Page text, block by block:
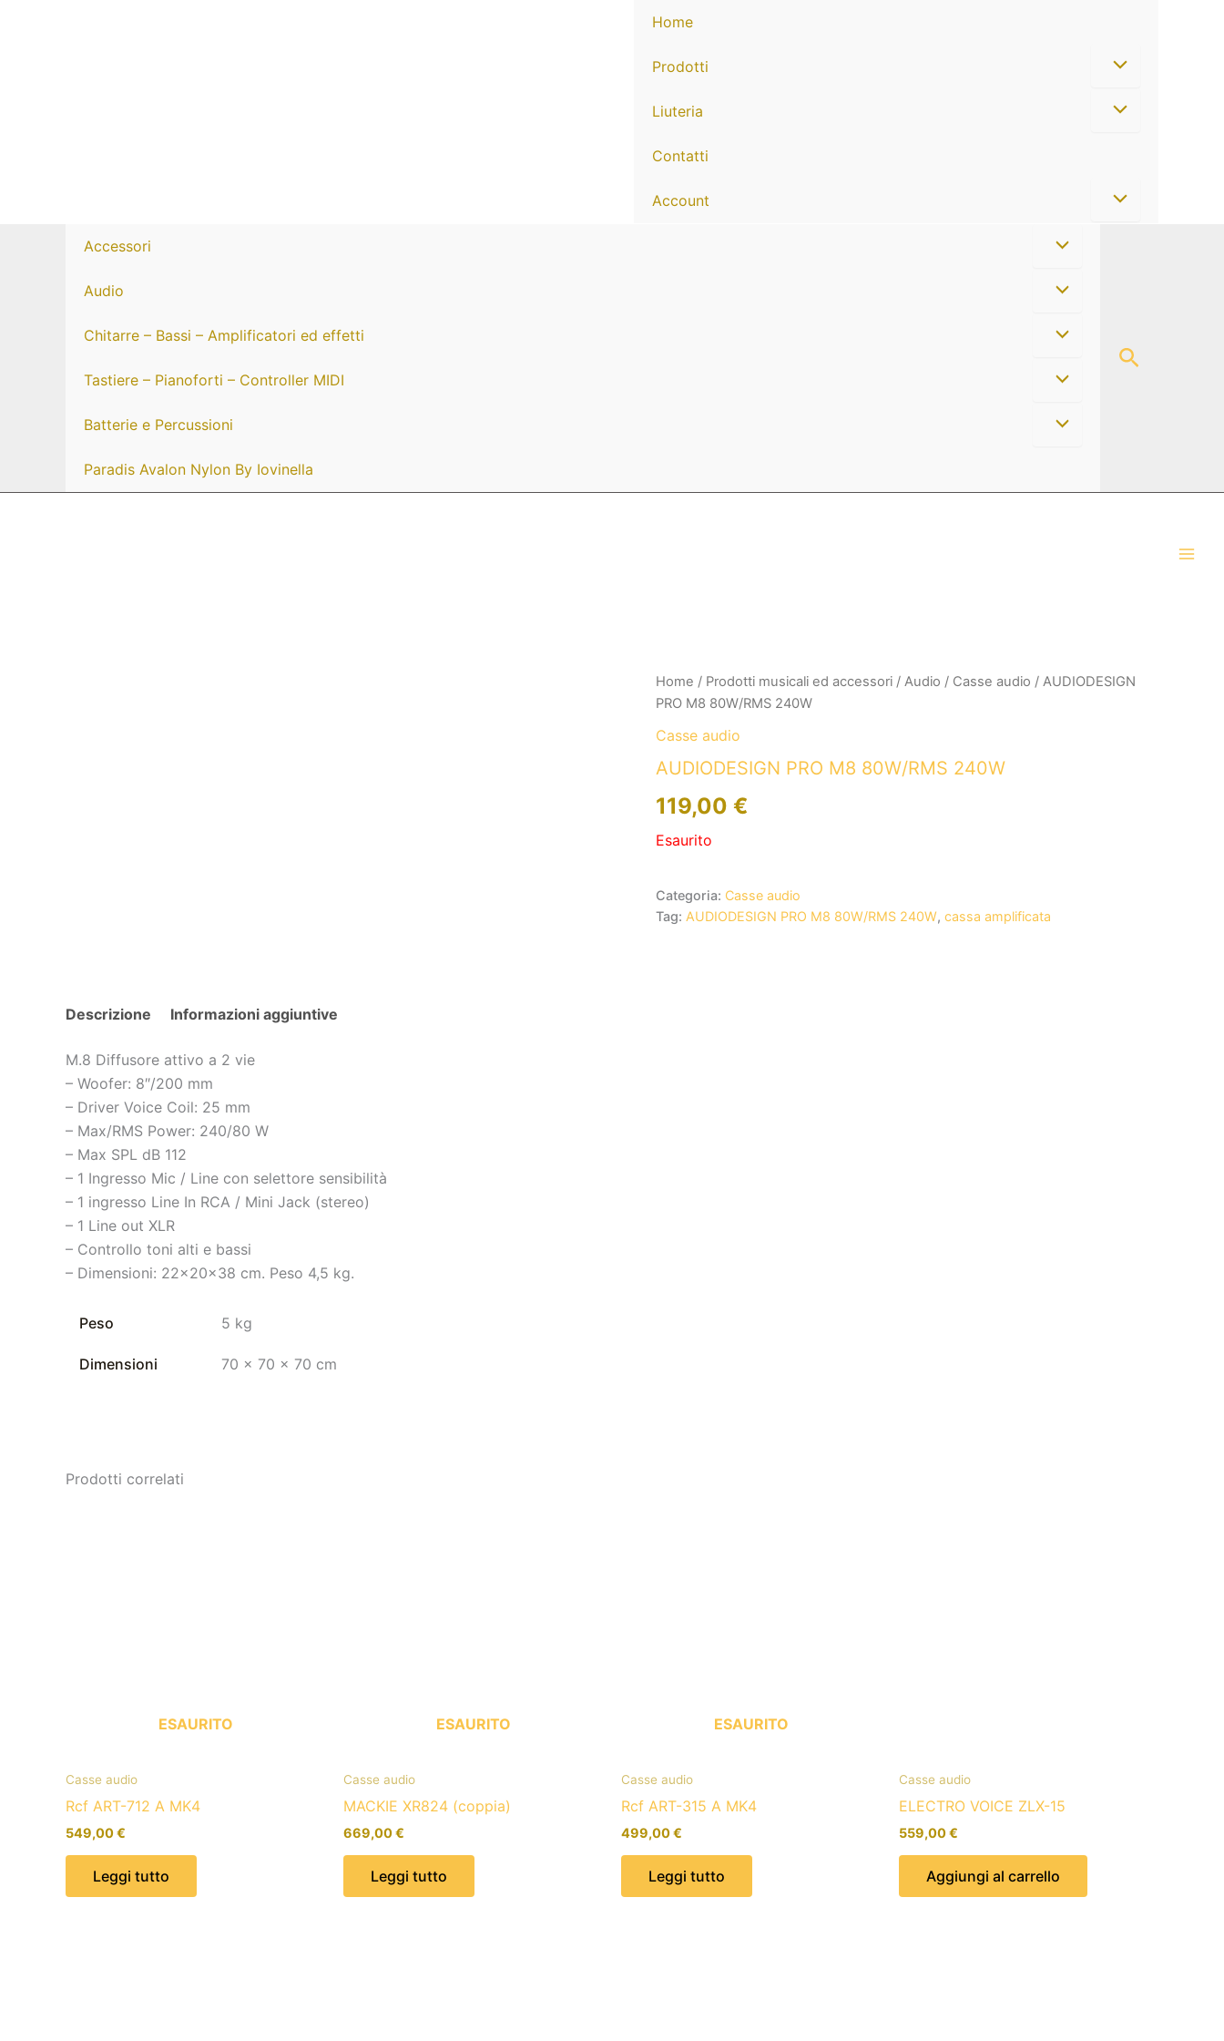
Home
Prodotti
Liuteria
Contatti
Account
Accessori
Audio
Chitarre – Bassi – Amplificatori ed effetti
Tastiere – Pianoforti – Controller MIDI
Batterie e Percussioni
Paradis Avalon Nylon By Iovinella
Cerca
Home / Prodotti musicali ed accessori / Audio / Casse audio / AUDIODESIGN
PRO M8 80W/RMS 240W
Casse audio
AUDIODESIGN PRO M8 80W/RMS 240W
119,00 €
Esaurito
Categoria: Casse audio
Tag: AUDIODESIGN PRO M8 80W/RMS 240W, cassa amplificata
Descrizione Informazioni aggiuntive
M.8 Diffusore attivo a 2 vie
– Woofer: 8″/200 mm
– Driver Voice Coil: 25 mm
– Max/RMS Power: 240/80 W
– Max SPL dB 112
– 1 Ingresso Mic / Line con selettore sensibilità
– 1 ingresso Line In RCA / Mini Jack (stereo)
– 1 Line out XLR
– Controllo toni alti e bassi
– Dimensioni: 22x20x38 cm. Peso 4,5 kg.
Peso 5 kg
Dimensioni 70 × 70 × 70 cm
Prodotti correlati
ESAURITO
Casse audio
Rcf ART-712 A MK4
549,00€
Leggi tutto
ESAURITO
Casse audio
MACKIE XR824 (coppia)
669,00€
Leggi tutto
ESAURITO
Casse audio
Rcf ART-315 A MK4
499,00€
Leggi tutto
Casse audio
ELECTRO VOICE ZLX-15
559,00€
Aggiungi al carrello